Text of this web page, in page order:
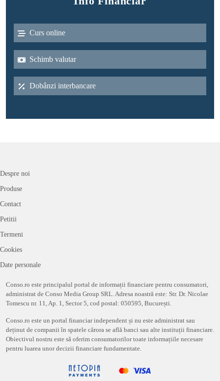
Curs online
Schimb valutar
Dobânzi interbancare
Despre noi
Produse
Contact
Petitii
Termeni
Cookies
Date personale
Conso.ro este principalul portal de informații financiare pentru consumatori,
administrat de Conso Media Group SRL. Adresa noastră este: Str. Dr. Nicolae
Tomescu nr. 11, Ap. 1, Sector 5, cod postal: 050595, București.
Conso.ro este un portal financiar independent și nu este administrat sau
deținut de companii în spatele cărora se află banci sau alte instituții financiare.
Obiectivul nostru este să oferim consumatorilor toate informațiile necesare
pentru luarea unor decizii financiare fundamentate.